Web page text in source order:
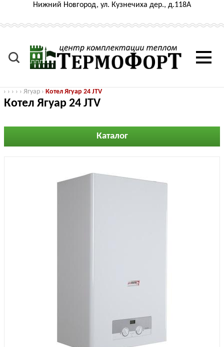
Нижний Новгород, ул. Кузнечиха дер., д.118А
› › › › › Ягуар › Котел Ягуар 24 JTV
Котел Ягуар 24 JTV
Каталог